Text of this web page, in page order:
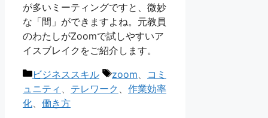
が多いミーティングですと、微妙
な「間」ができますよね。元教員
のわたしがZoomで試しやすいア
イスブレイクをご紹介します。
カ
テ
ゴ
ビジネススキル
タ
グ
zoom、 コミ
ュニティ 、 テレワーク 、 作業効率
化、 働き方